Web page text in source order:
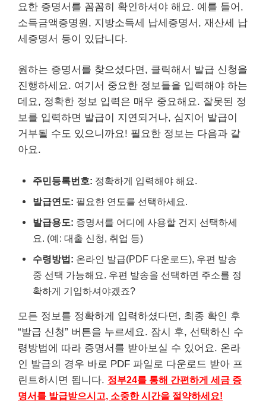
요한 증명서를 꼼꼼히 확인하셔야 해요. 예를 들어,
소득금액증명원, 지방소득세 납세증명서, 재산세 납
세증명서 등이 있답니다.
원하는 증명서를 찾으셨다면, 클릭해서 발급 신청을
진행하세요. 여기서 중요한 정보들을 입력해야 하는
데요, 정확한 정보 입력은 매우 중요해요. 잘못된 정
보를 입력하면 발급이 지연되거나, 심지어 발급이
거부될 수도 있으니까요! 필요한 정보는 다음과 같
아요.
주민등록번호: 정확하게 입력해야 해요.
발급연도: 필요한 연도를 선택하세요.
발급용도: 증명서를 어디에 사용할 건지 선택하세
요. (예: 대출 신청, 취업 등)
수령방법: 온라인 발급(PDF 다운로드), 우편 발송
중 선택 가능해요. 우편 발송을 선택하면 주소를 정
확하게 기입하셔야겠죠?
모든 정보를 정확하게 입력하셨다면, 최종 확인 후
“발급 신청” 버튼을 누르세요. 잠시 후, 선택하신 수
령방법에 따라 증명서를 받아보실 수 있어요. 온라
인 발급의 경우 바로 PDF 파일로 다운로드 받아 프
린트하시면 됩니다. 정부24를 통해 간편하게 세금 증
명서를 발급받으시고, 소중한 시간을 절약하세요!